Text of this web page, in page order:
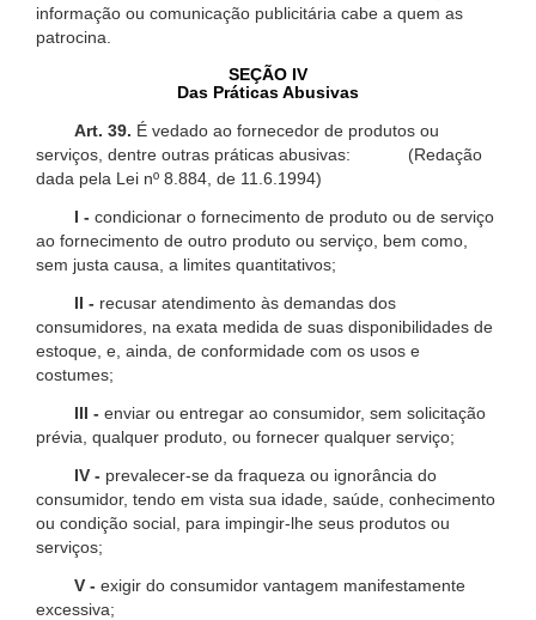
informação ou comunicação publicitária cabe a quem as
patrocina.
SEÇÃO IV
Das Práticas Abusivas
Art. 39. É vedado ao fornecedor de produtos ou
serviços, dentre outras práticas abusivas: (Redação
dada pela Lei nº 8.884, de 11.6.1994)
I - condicionar o fornecimento de produto ou de serviço
ao fornecimento de outro produto ou serviço, bem como,
sem justa causa, a limites quantitativos;
II - recusar atendimento às demandas dos
consumidores, na exata medida de suas disponibilidades de
estoque, e, ainda, de conformidade com os usos e
costumes;
III - enviar ou entregar ao consumidor, sem solicitação
prévia, qualquer produto, ou fornecer qualquer serviço;
IV - prevalecer-se da fraqueza ou ignorância do
consumidor, tendo em vista sua idade, saúde, conhecimento
ou condição social, para impingir-lhe seus produtos ou
serviços;
V - exigir do consumidor vantagem manifestamente
excessiva;